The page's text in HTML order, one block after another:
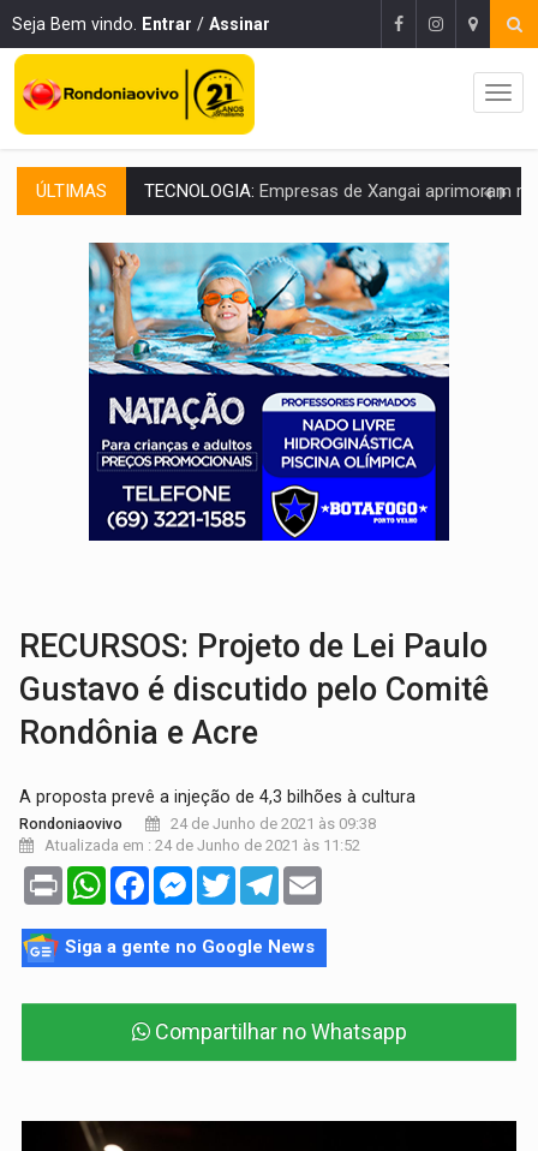
Seja Bem vindo. Entrar / Assinar
ÚLTIMAS PROTEGE A TERRA:China descobre como explodir asteroide com bomba
VÍDEO:Motociclista morre após bater na traseira de
PARECE UM NUGGET:Essa receita com frango virou o meu
EMPREENDEDORISMO:7 negócios que podem começar com pouco dinheiro e
GIGANTE DA AMÉRICA:Brasil reúne dimensão continental e posição
INDEPENDÊNCIA: 10 dicas importantes para quem quer
VARCENA:Cientistas descobrem nova espécie de rã em florestas
BARGANHA:Vai comprar celular usado? Veja como consultar o
RECURSOS: Projeto de Lei Paulo
Gustavo é discutido pelo Comitê
Rondônia e Acre
A proposta prevê a injeção de 4,3 bilhões à cultura
Rondoniaovivo
24 de Junho de 2021 às 09:38
Atualizada em : 24 de Junho de 2021 às 11:52
Print WhatsAppFacebookMessenger
TwitterTelegram
Siga a gente no Google News
Compartilhar no Whatsapp